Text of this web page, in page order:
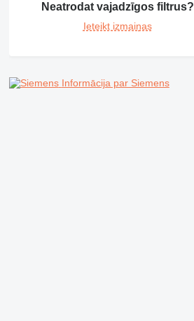
Neatrodat vajadzīgos filtrus?
Ieteikt izmaiņas
Informācija par Siemens